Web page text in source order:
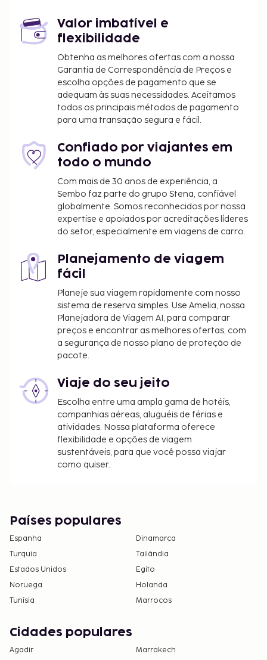
Valor imbatível e
flexibilidade
Obtenha as melhores ofertas com a nossa
Garantia de Correspondência de Preços e
escolha opções de pagamento que se
adequam às suas necessidades. Aceitamos
todos os principais métodos de pagamento
para uma transação segura e fácil.
Confiado por viajantes em
todo o mundo
Com mais de 30 anos de experiência, a
Sembo faz parte do grupo Stena, confiável
globalmente. Somos reconhecidos por nossa
expertise e apoiados por acreditações líderes
do setor, especialmente em viagens de carro.
Planejamento de viagem
fácil
Planeje sua viagem rapidamente com nosso
sistema de reserva simples. Use Amelia, nossa
Planejadora de Viagem AI, para comparar
preços e encontrar as melhores ofertas, com
a segurança de nosso plano de proteção de
pacote.
Viaje do seu jeito
Escolha entre uma ampla gama de hotéis,
companhias aéreas, aluguéis de férias e
atividades. Nossa plataforma oferece
flexibilidade e opções de viagem
sustentáveis, para que você possa viajar
como quiser.
Países populares
Espanha
Dinamarca
Turquia
Tailândia
Estados Unidos
Egito
Noruega
Holanda
Tunísia
Marrocos
Cidades populares
Agadir
Marrakech